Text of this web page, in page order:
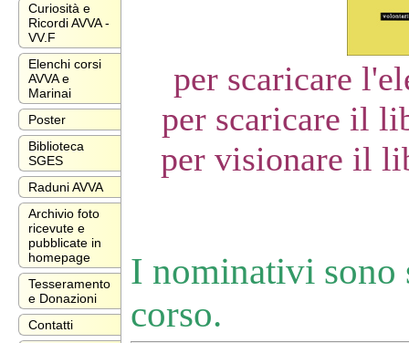
Curiosità e
Ricordi AVVA -
VV.F
Elenchi corsi
AVVA e
Marinai
Poster
Biblioteca
SGES
Raduni AVVA
Archivio foto
ricevute e
pubblicate in
homepage
Tesseramento
e Donazioni
Contatti
per scaricare
per scaricare il
per visionare il
I nominativi sono
corso.